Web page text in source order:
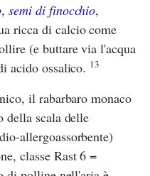
,semi di finocchio,
ricca di calcio come
(e buttare via l'acqua
acido ossalico. 13
il rabarbaro monaco
della scala delle
allergoassorbente)
classe Rast 6 =